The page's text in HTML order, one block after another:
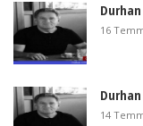
16
14